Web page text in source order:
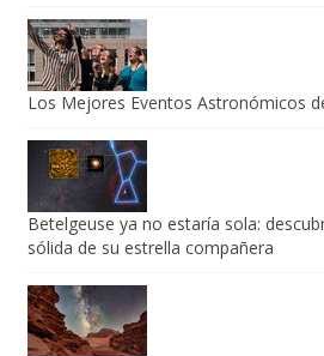
Los Mejores Eventos Astronómicos
Betelgeuse ya no estaría sola:
sólida de su estrella compañera